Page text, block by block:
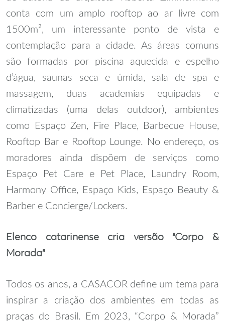
conta com um amplo rooftop ao ar livre com
1500m², um interessante ponto de vista e
contemplação para a cidade. As áreas comuns
são formadas por piscina aquecida e espelho
d’água, saunas seca e úmida, sala de spa e
massagem, duas academias equipadas e
climatizadas (uma delas outdoor), ambientes
como Espaço Zen, Fire Place, Barbecue House,
Rooftop Bar e Rooftop Lounge. No endereço, os
moradores ainda dispõem de serviços como
Espaço Pet Care e Pet Place, Laundry Room,
Harmony Office, Espaço Kids, Espaço Beauty &
Barber e Concierge/Lockers.
Elenco catarinense cria versão “Corpo &
Morada”
Todos os anos, a CASACOR define um tema para
inspirar a criação dos ambientes em todas as
praças do Brasil. Em 2023, “Corpo & Morada”